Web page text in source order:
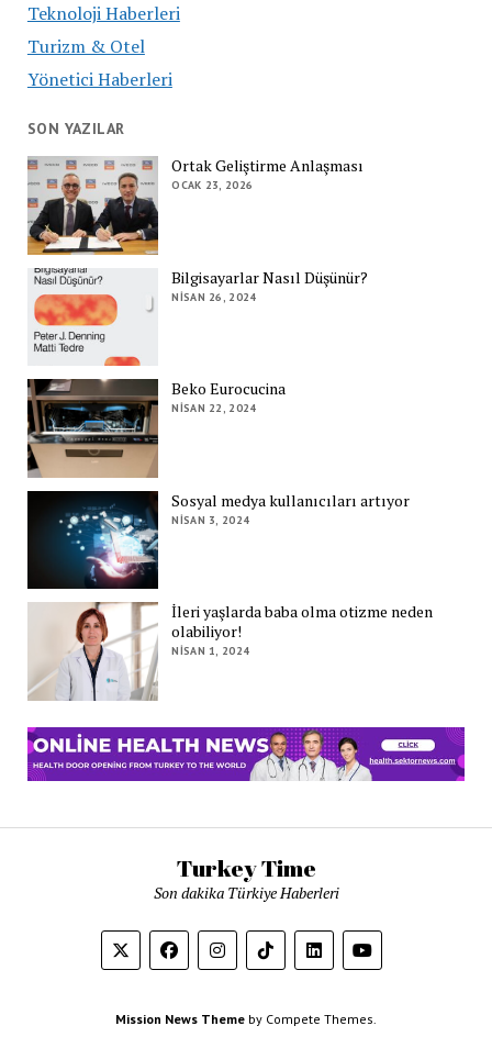
Teknoloji Haberleri
Turizm & Otel
Yönetici Haberleri
SON YAZILAR
Ortak Geliştirme Anlaşması
OCAK 23, 2026
Bilgisayarlar Nasıl Düşünür?
NISAN 26, 2024
Beko Eurocucina
NISAN 22, 2024
Sosyal medya kullanıcıları artıyor
NISAN 3, 2024
İleri yaşlarda baba olma otizme neden
olabiliyor!
NISAN 1, 2024
Turkey Time
Son dakika Türkiye Haberleri
Mission News Theme by Compete Themes.